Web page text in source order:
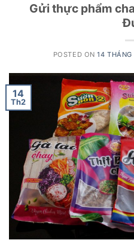
Gửi thực phẩm
POSTED ON14
14
Th2